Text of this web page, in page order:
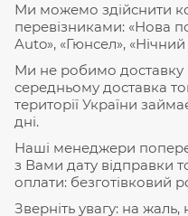
Ми можемо здійснити
перевізниками: «Нова
Auto», «Гюнсел»,
Ми не робимо доставку
середньому доставка
території України
дні.
Наші менеджери
з Вами дату відправки
оплати: безготівковий
Зверніть увагу: на